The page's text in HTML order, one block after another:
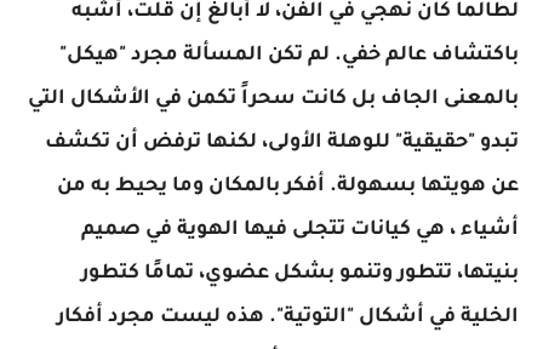
لطالما كان نهجي في الفن، لا أبالغ إن قلت، أشبه
باكتشاف عالم خفي. لم تكن المسألة مجرد "هيكل"
بالمعنى الجاف بل كانت سحراً تكمن في الأشكال التي
تبدو "حقيقية" للوهلة الأولى، لكنها ترفض أن تكشف
عن هويتها بسهولة. أفكر بالمكان وما يحيط به من
أشياء ، هي كيانات تتجلى فيها الهوية في صميم
بنيتها، تتطور وتنمو بشكل عضوي، تمامًا كتطور
الخلية في أشكال "التوتية". هذه ليست مجرد أفكار